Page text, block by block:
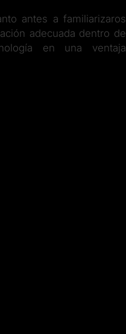
antes a familiarizaros
adecuada dentro de
en una ventaja